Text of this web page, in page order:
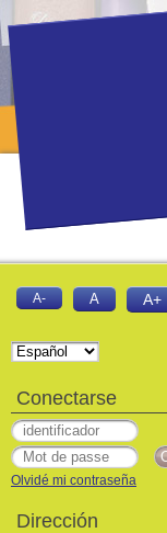
A- A A+
Conectarse
Olvidé mi contraseña
Dirección